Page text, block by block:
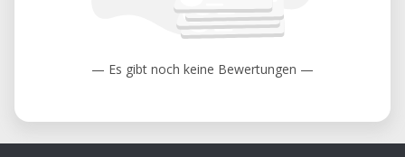
cursos y profesora invitada en la EDIULA,
Mérida-Venezuela. Profesora de Diseño
asistido por computadora en la Escuela de
— Es gibt noch keine Bewertungen —